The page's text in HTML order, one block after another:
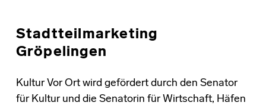
Stadtteilmarketing
Gröpelingen
Kultur Vor Ort wird gefördert durch den Senator
für Kultur und die Senatorin für Wirtschaft, Häfen